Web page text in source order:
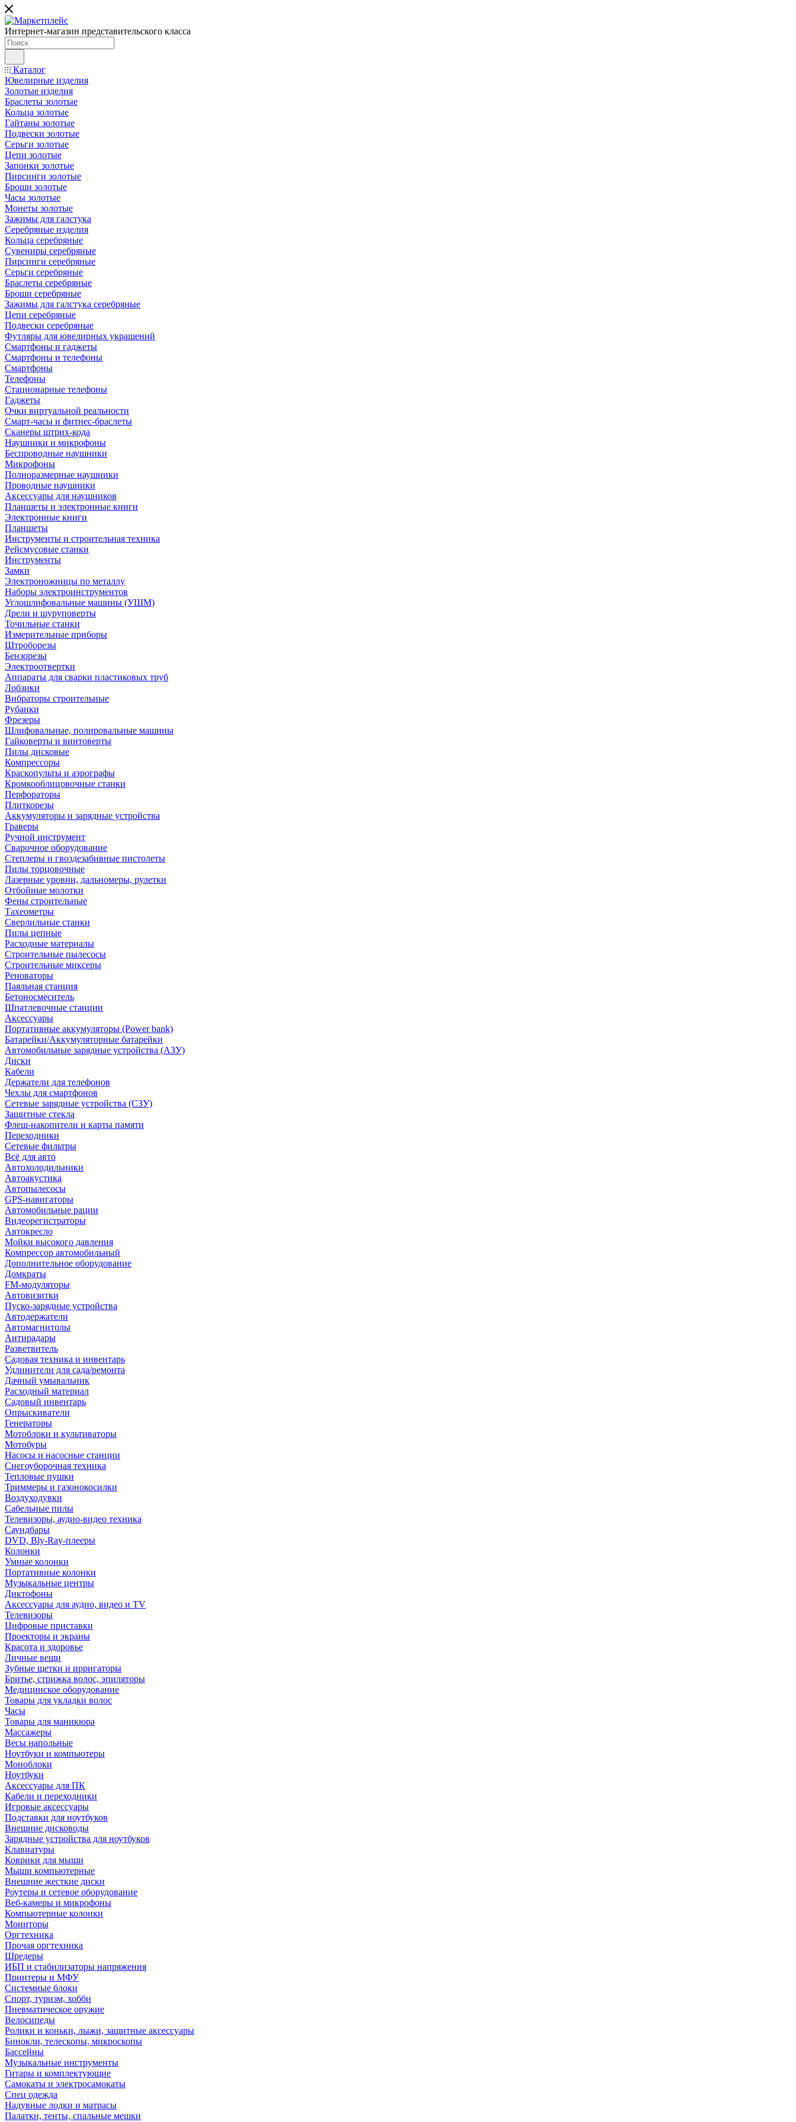
Интернет-магазин представительского класса
Каталог
Ювелирные изделия
Золотые изделия
Браслеты золотые
Кольца золотые
Гайтаны золотые
Подвески золотые
Серьги золотые
Цепи золотые
Запонки золотые
Пирсинги золотые
Броши золотые
Часы золотые
Монеты золотые
Зажимы для галстука
Серебряные изделия
Кольца серебряные
Сувениры серебряные
Пирсинги серебряные
Серьги серебряные
Браслеты серебряные
Броши серебряные
Зажимы для галстука серебряные
Цепи серебряные
Подвески серебряные
Футляры для ювелирных украшений
Смартфоны и гаджеты
Смартфоны и телефоны
Смартфоны
Телефоны
Стационарные телефоны
Гаджеты
Очки виртуальной реальности
Смарт-часы и фитнес-браслеты
Сканеры штрих-кода
Наушники и микрофоны
Беспроводные наушники
Микрофоны
Полноразмерные наушники
Проводные наушники
Аксессуары для наушников
Планшеты и электронные книги
Электронные книги
Планшеты
Инструменты и строительная техника
Рейсмусовые станки
Инструменты
Замки
Электроножницы по металлу
Наборы электроинструментов
Углошлифовальные машины (УШМ)
Дрели и шуруповерты
Точильные станки
Измерительные приборы
Штроборезы
Бензорезы
Электроотвертки
Аппараты для сварки пластиковых труб
Лобзики
Вибраторы строительные
Рубанки
Фрезеры
Шлифовальные, полировальные машины
Гайковерты и винтоверты
Пилы дисковые
Компрессоры
Краскопульты и аэрографы
Кромкооблицовочные станки
Перфораторы
Плиткорезы
Аккумуляторы и зарядные устройства
Граверы
Ручной инструмент
Сварочное оборудование
Степлеры и гвоздезабивные пистолеты
Пилы торцовочные
Лазерные уровни, дальномеры, рулетки
Отбойные молотки
Фены строительные
Тахеометры
Сверлильные станки
Пилы цепные
Расходные материалы
Строительные пылесосы
Строительные миксеры
Реноваторы
Паяльная станция
Бетоносмеситель
Шпатлевочные станции
Аксессуары
Портативные аккумуляторы (Power bank)
Батарейки/Аккумуляторные батарейки
Автомобильные зарядные устройства (АЗУ)
Диски
Кабели
Держатели для телефонов
Чехлы для смартфонов
Сетевые зарядные устройства (СЗУ)
Защитные стекла
Флеш-накопители и карты памяти
Переходники
Сетевые фильтры
Всё для авто
Автохолодильники
Автоакустика
Автопылесосы
GPS-навигаторы
Автомобильные рации
Видеорегистраторы
Автокресло
Мойки высокого давления
Компрессор автомобильный
Дополнительное оборудование
Домкраты
FM-модуляторы
Автовизитки
Пуско-зарядные устройства
Автодержатели
Автомагнитолы
Антирадары
Разветвитель
Садовая техника и инвентарь
Удлинители для сада/ремонта
Дачный умывальник
Расходный материал
Садовый инвентарь
Опрыскиватели
Генераторы
Мотоблоки и культиваторы
Мотобуры
Насосы и насосные станции
Снегоуборочная техника
Тепловые пушки
Триммеры и газонокосилки
Воздуходувки
Сабельные пилы
Телевизоры, аудио-видео техника
Саундбары
DVD, Bly-Ray-плееры
Колонки
Умные колонки
Портативные колонки
Музыкальные центры
Диктофоны
Аксессуары для аудио, видео и TV
Телевизоры
Цифровые приставки
Проекторы и экраны
Красота и здоровье
Личные вещи
Зубные щетки и ирригаторы
Бритье, стрижка волос, эпиляторы
Медицинское оборудование
Товары для укладки волос
Часы
Товары для маникюра
Массажеры
Весы напольные
Ноутбуки и компьютеры
Моноблоки
Ноутбуки
Аксессуары для ПК
Кабели и переходники
Игровые аксессуары
Подставки для ноутбуков
Внешние дисководы
Зарядные устройства для ноутбуков
Клавиатуры
Коврики для мыши
Мыши компьютерные
Внешние жесткие диски
Роутеры и сетевое оборудование
Веб-камеры и микрофоны
Компьютерные колонки
Мониторы
Оргтехника
Прочая оргтехника
Шредеры
ИБП и стабилизаторы напряжения
Принтеры и МФУ
Системные блоки
Спорт, туризм, хобби
Пневматическое оружие
Велосипеды
Ролики и коньки, лыжи, защитные аксессуары
Бинокли, телескопы, микроскопы
Бассейны
Музыкальные инструменты
Гитары и комплектующие
Самокаты и электросамокаты
Спец одежда
Надувные лодки и матрасы
Палатки, тенты, спальные мешки